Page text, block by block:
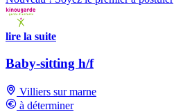
lire la suite
Baby-sitting h/f
Villiers sur marne
à déterminer